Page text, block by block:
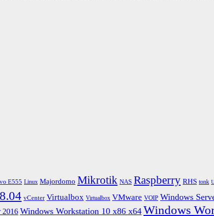
E555 Linux Majordomo Mikrotik NAS Raspberry RHS tonk
vCenter Virtualbox Virtualbox VMware VOIP Windows
2016 Windows Workstation 10 x86 x64 Windows